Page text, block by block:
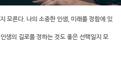
모른다. 나의 소중한 인생, 미래를 정함에 있
의 길로를 정하는 것도 좋은 선택일지 모